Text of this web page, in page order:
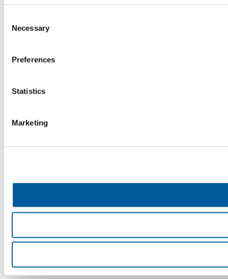
Selection
Necessary
Preferences
Statistics
Marketing